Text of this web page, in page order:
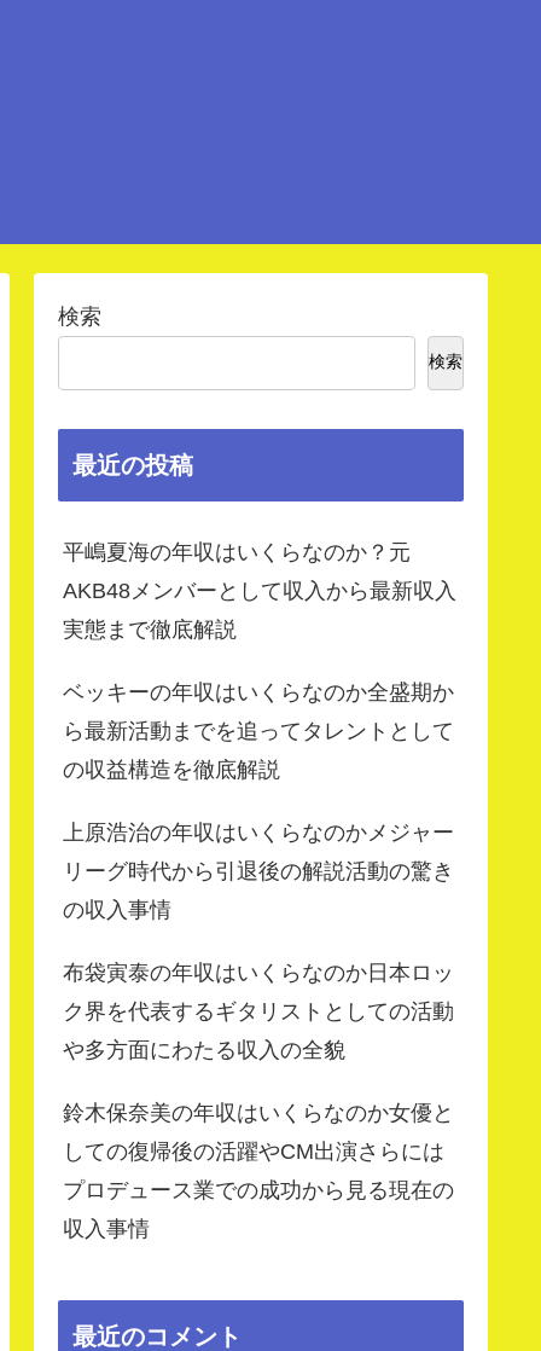
検索
検索
最近の投稿
平嶋夏海の年収はいくらなのか？元
AKB48メンバーとして収入から最新収入
実態まで徹底解説
ベッキーの年収はいくらなのか全盛期か
ら最新活動までを追ってタレントとして
の収益構造を徹底解説
上原浩治の年収はいくらなのかメジャー
リーグ時代から引退後の解説活動の驚き
の収入事情
布袋寅泰の年収はいくらなのか日本ロッ
ク界を代表するギタリストとしての活動
や多方面にわたる収入の全貌
鈴木保奈美の年収はいくらなのか女優と
しての復帰後の活躍やCM出演さらには
プロデュース業での成功から見る現在の
収入事情
最近のコメント